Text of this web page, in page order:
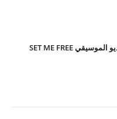
ردة فعل توايس على الفيديو الموسيقي SET ME FREE